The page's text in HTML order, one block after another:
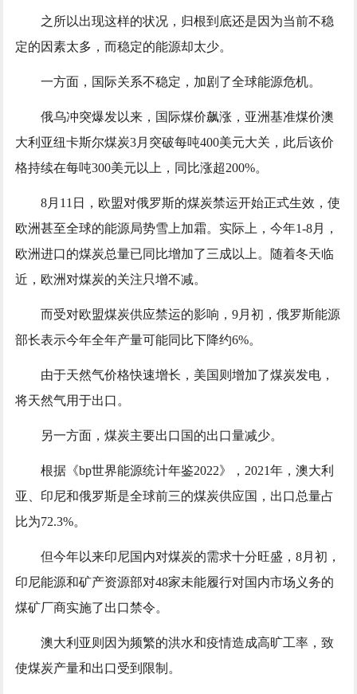
之所以出现这样的状况，归根到底还是因为当前不稳
定的因素太多，而稳定的能源却太少。
一方面，国际关系不稳定，加剧了全球能源危机。
俄乌冲突爆发以来，国际煤价飙涨，亚洲基准煤价澳
大利亚纽卡斯尔煤炭3月突破每吨400美元大关，此后该价
格持续在每吨300美元以上，同比涨超200%。
8月11日，欧盟对俄罗斯的煤炭禁运开始正式生效，使
欧洲甚至全球的能源局势雪上加霜。实际上，今年1-8月，
欧洲进口的煤炭总量已同比增加了三成以上。随着冬天临
近，欧洲对煤炭的关注只增不减。
而受对欧盟煤炭供应禁运的影响，9月初，俄罗斯能源
部长表示今年全年产量可能同比下降约6%。
由于天然气价格快速增长，美国则增加了煤炭发电，
将天然气用于出口。
另一方面，煤炭主要出口国的出口量减少。
根据《bp世界能源统计年鉴2022》，2021年，澳大利
亚、印尼和俄罗斯是全球前三的煤炭供应国，出口总量占
比为72.3%。
但今年以来印尼国内对煤炭的需求十分旺盛，8月初，
印尼能源和矿产资源部对48家未能履行对国内市场义务的
煤矿厂商实施了出口禁令。
澳大利亚则因为频繁的洪水和疫情造成高旷工率，致
使煤炭产量和出口受到限制。